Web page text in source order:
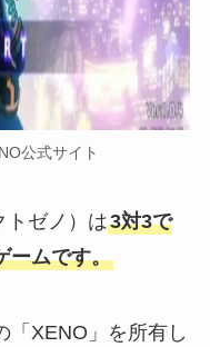
公式サイト
トゼノ）は3対3で
ームです。
「XENO」を所有し